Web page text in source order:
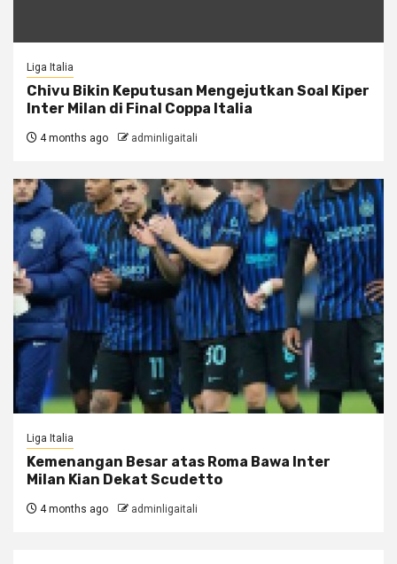
Liga Italia
Chivu Bikin Keputusan Mengejutkan Soal Kiper
Inter Milan di Final Coppa Italia
4 months ago adminligaitali
Liga Italia
Kemenangan Besar atas Roma Bawa Inter
Milan Kian Dekat Scudetto
4 months ago adminligaitali